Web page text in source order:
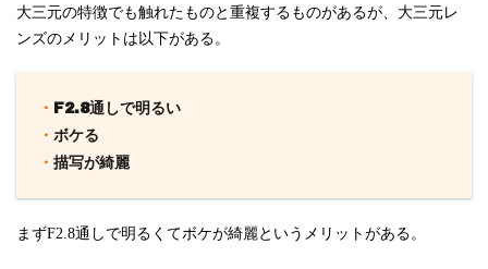
大三元の特徴でも触れたものと重複するものがあるが、大三元レ
ンズのメリットは以下がある。
・ F2.8通しで明るい
・ ボケる
・ 描写が綺麗
まずF2.8通しで明るくてボケが綺麗というメリットがある。